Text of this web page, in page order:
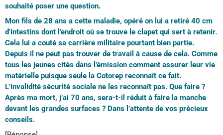
souhaité poser une question.
Mon fils de 28 ans a cette maladie, opéré on lui a retiré 40 cm
d’intestins dont l’endroit où se trouve le clapet qui sert à retenir.
Cela lui a couté sa carrière militaire pourtant bien partie.
Depuis il ne peut pas trouver de travail à cause de cela. Comme
tous les jeunes cités dans l’émission comment assurer leur vie
matérielle puisque seule la Cotorep reconnaît ce fait.
L’invalidité sécurité sociale ne les reconnaît pas. Que faire ?
Après ma mort, j’ai 70 ans, sera-t-il réduit à faire la manche
devant les grandes surfaces ? Dans l’attente de vos précieux
conseils.